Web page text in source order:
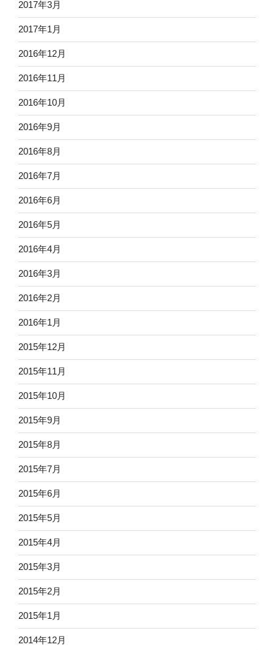
2017年3月
2017年1月
2016年12月
2016年11月
2016年10月
2016年9月
2016年8月
2016年7月
2016年6月
2016年5月
2016年4月
2016年3月
2016年2月
2016年1月
2015年12月
2015年11月
2015年10月
2015年9月
2015年8月
2015年7月
2015年6月
2015年5月
2015年4月
2015年3月
2015年2月
2015年1月
2014年12月